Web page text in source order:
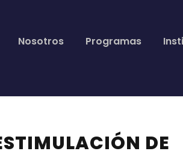
Nosotros Programas
DE